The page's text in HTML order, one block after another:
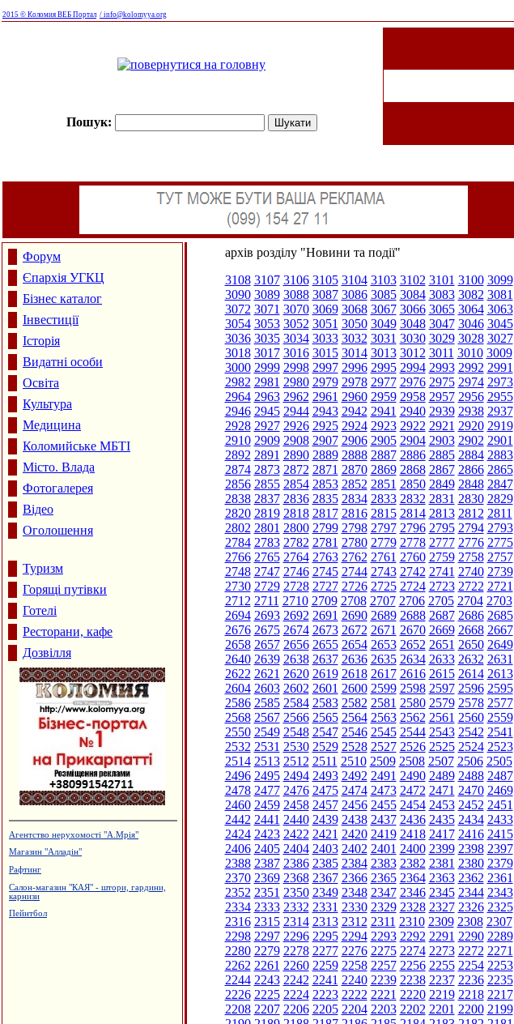
2015 © Коломия ВЕБ Портал / info@kolomyya.org
Пошук:
Форум
Єпархія УГКЦ
Бізнес каталог
Інвестиції
Історія
Видатні особи
Освіта
Культура
Медицина
Коломийське МБТІ
Місто. Влада
Фотогалерея
Відео
Оголошення
Туризм
Горящі путівки
Готелі
Ресторани, кафе
Дозвілля
Агентство нерухомості "А.Мрія"
Магазин "Алладін"
Рафтинг
Салон-магазин "КАЯ" - штори, гардини,
карнизи
Пейнтбол
архів розділу "Новини та події"
3108 3107 3106 3105 3104 3103 3102 3101 3100 3099
3090 3089 3088 3087 3086 3085 3084 3083 3082 3081
3072 3071 3070 3069 3068 3067 3066 3065 3064 3063
3054 3053 3052 3051 3050 3049 3048 3047 3046 3045
3036 3035 3034 3033 3032 3031 3030 3029 3028 3027
3018 3017 3016 3015 3014 3013 3012 3011 3010 3009
3000 2999 2998 2997 2996 2995 2994 2993 2992 2991
2982 2981 2980 2979 2978 2977 2976 2975 2974 2973
2964 2963 2962 2961 2960 2959 2958 2957 2956 2955
2946 2945 2944 2943 2942 2941 2940 2939 2938 2937
2928 2927 2926 2925 2924 2923 2922 2921 2920 2919
2910 2909 2908 2907 2906 2905 2904 2903 2902 2901
2892 2891 2890 2889 2888 2887 2886 2885 2884 2883
2874 2873 2872 2871 2870 2869 2868 2867 2866 2865
2856 2855 2854 2853 2852 2851 2850 2849 2848 2847
2838 2837 2836 2835 2834 2833 2832 2831 2830 2829
2820 2819 2818 2817 2816 2815 2814 2813 2812 2811
2802 2801 2800 2799 2798 2797 2796 2795 2794 2793
2784 2783 2782 2781 2780 2779 2778 2777 2776 2775
2766 2765 2764 2763 2762 2761 2760 2759 2758 2757
2748 2747 2746 2745 2744 2743 2742 2741 2740 2739
2730 2729 2728 2727 2726 2725 2724 2723 2722 2721
2712 2711 2710 2709 2708 2707 2706 2705 2704 2703
2694 2693 2692 2691 2690 2689 2688 2687 2686 2685
2676 2675 2674 2673 2672 2671 2670 2669 2668 2667
2658 2657 2656 2655 2654 2653 2652 2651 2650 2649
2640 2639 2638 2637 2636 2635 2634 2633 2632 2631
2622 2621 2620 2619 2618 2617 2616 2615 2614 2613
2604 2603 2602 2601 2600 2599 2598 2597 2596 2595
2586 2585 2584 2583 2582 2581 2580 2579 2578 2577
2568 2567 2566 2565 2564 2563 2562 2561 2560 2559
2550 2549 2548 2547 2546 2545 2544 2543 2542 2541
2532 2531 2530 2529 2528 2527 2526 2525 2524 2523
2514 2513 2512 2511 2510 2509 2508 2507 2506 2505
2496 2495 2494 2493 2492 2491 2490 2489 2488 2487
2478 2477 2476 2475 2474 2473 2472 2471 2470 2469
2460 2459 2458 2457 2456 2455 2454 2453 2452 2451
2442 2441 2440 2439 2438 2437 2436 2435 2434 2433
2424 2423 2422 2421 2420 2419 2418 2417 2416 2415
2406 2405 2404 2403 2402 2401 2400 2399 2398 2397
2388 2387 2386 2385 2384 2383 2382 2381 2380 2379
2370 2369 2368 2367 2366 2365 2364 2363 2362 2361
2352 2351 2350 2349 2348 2347 2346 2345 2344 2343
2334 2333 2332 2331 2330 2329 2328 2327 2326 2325
2316 2315 2314 2313 2312 2311 2310 2309 2308 2307
2298 2297 2296 2295 2294 2293 2292 2291 2290 2289
2280 2279 2278 2277 2276 2275 2274 2273 2272 2271
2262 2261 2260 2259 2258 2257 2256 2255 2254 2253
2244 2243 2242 2241 2240 2239 2238 2237 2236 2235
2226 2225 2224 2223 2222 2221 2220 2219 2218 2217
2208 2207 2206 2205 2204 2203 2202 2201 2200 2199